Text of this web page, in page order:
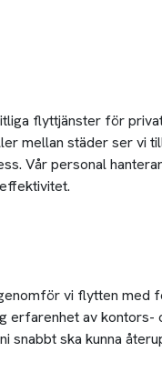
flyttjänster för
mellan städer ser vi
Vår personal
vi flytten med
erfarenhet av
snabbt ska kunna